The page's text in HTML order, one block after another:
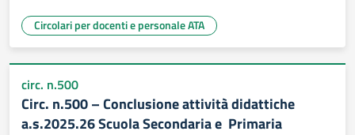
Circolari per docenti e personale ATA
circ. n.500
Circ. n.500 – Conclusione attività didattiche
a.s.2025.26 Scuola Secondaria e Primaria